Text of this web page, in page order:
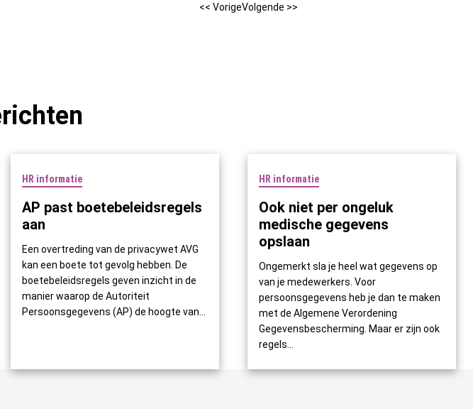
<< VorigeVolgende >>
HR informatie
AP past boetebeleidsregels
aan
Een overtreding van de privacywet AVG
kan een boete tot gevolg hebben. De
boetebeleidsregels geven inzicht in de
manier waarop de Autoriteit
Persoonsgegevens (AP) de hoogte van...
HR informatie
Ook niet per ongeluk
medische gegevens
opslaan
Ongemerkt sla je heel wat gegevens op
van je medewerkers. Voor
persoonsgegevens heb je dan te maken
met de Algemene Verordening
Gegevensbescherming. Maar er zijn ook
regels...